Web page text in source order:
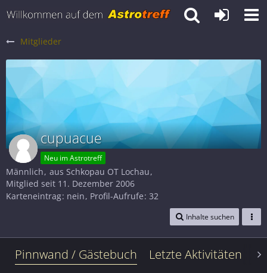
Mitglieder
cupuacue
Neu im Astrotreff
Männlich aus Schkopau OT Lochau
Mitglied seit 11. Dezember 2006
Karteneintrag nein Profil-Aufrufe 32
Inhalte suchen
Pinnwand / Gästebuch Letzte Aktivitäten